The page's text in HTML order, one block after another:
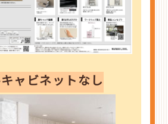
ャビネットなし